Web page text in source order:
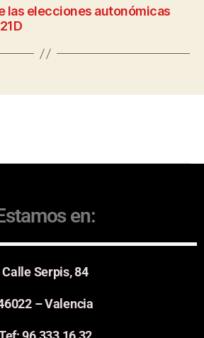
las elecciones autonómicas
en:
Calle Serpis, 84
– Valencia